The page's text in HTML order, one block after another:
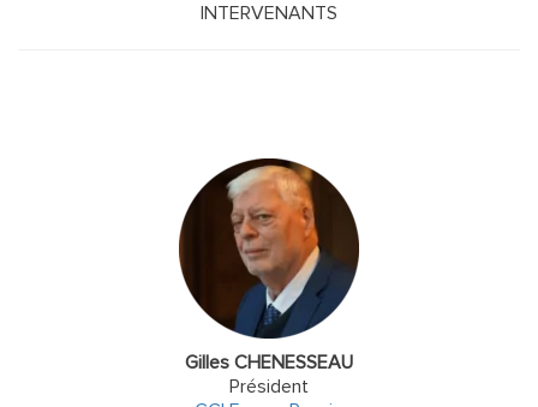
INTERVENANTS
Gilles CHENESSEAU
Président